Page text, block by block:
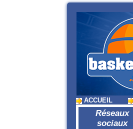
ACCUEIL
Réseaux
sociaux